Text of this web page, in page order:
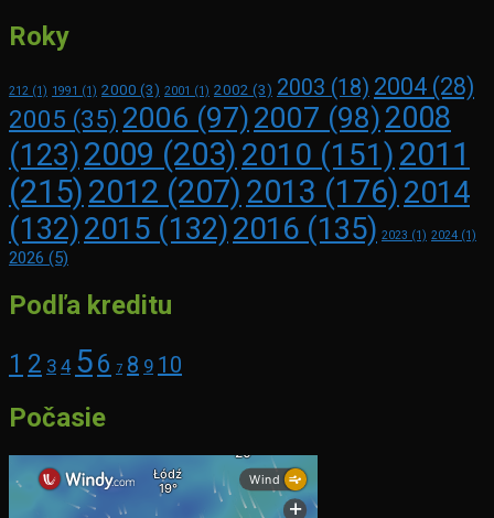
Roky
212 (1) 1991 (1) 2000 (3) 2001 (1) 2002 (3) 2003 (18) 2004 (28)
2005 (35) 2006 (97) 2007 (98) 2008
(123)2009 (203) 2010 (151) 2011
(215) 2012 (207) 2013 (176) 2014
(132)2015 (132)2016 (135) 2023 (1) 2024 (1)
2026 (5)
Podľa kreditu
1 2 3 4 56 7 8 9 10
Počasie